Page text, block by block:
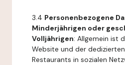
3.4 Personenbezogene
Minderjährigen oder
Volljährigen: Allgemein ist
Website und der
Restaurants in sozialen